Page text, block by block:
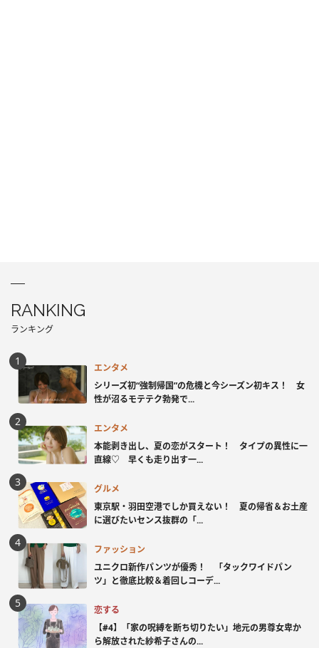
RANKING
ランキング
エンタメ
シリーズ初“強制帰国”の危機と今シーズン初キス！ 女
性が沼るモテテク勃発で...
エンタメ
本能剥き出し、夏の恋がスタート！ タイプの異性に一
直線♡ 早くも走り出す一...
グルメ
東京駅・羽田空港でしか買えない！ 夏の帰省＆お土産
に選びたいセンス抜群の「...
ファッション
ユニクロ新作パンツが優秀！ 「タックワイドパン
ツ」と徹底比較＆着回しコーデ...
恋する
【#4】「家の呪縛を断ち切りたい」地元の男尊女卑か
ら解放された紗希子さんの...